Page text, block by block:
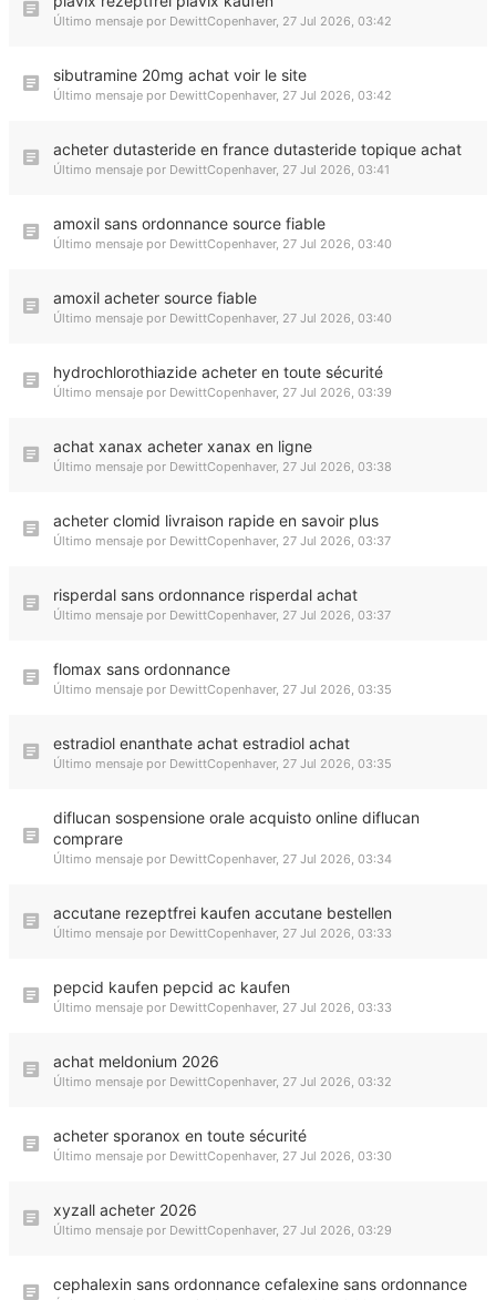
Último mensaje por DewittCopenhaver, 27 Jul 2026, 03:42
sibutramine 20mg achat voir le site
Último mensaje por DewittCopenhaver, 27 Jul 2026, 03:42
acheter dutasteride en france dutasteride topique achat
Último mensaje por DewittCopenhaver, 27 Jul 2026, 03:41
amoxil sans ordonnance source fiable
Último mensaje por DewittCopenhaver, 27 Jul 2026, 03:40
amoxil acheter source fiable
Último mensaje por DewittCopenhaver, 27 Jul 2026, 03:40
hydrochlorothiazide acheter en toute sécurité
Último mensaje por DewittCopenhaver, 27 Jul 2026, 03:39
achat xanax acheter xanax en ligne
Último mensaje por DewittCopenhaver, 27 Jul 2026, 03:38
acheter clomid livraison rapide en savoir plus
Último mensaje por DewittCopenhaver, 27 Jul 2026, 03:37
risperdal sans ordonnance risperdal achat
Último mensaje por DewittCopenhaver, 27 Jul 2026, 03:37
flomax sans ordonnance
Último mensaje por DewittCopenhaver, 27 Jul 2026, 03:35
estradiol enanthate achat estradiol achat
Último mensaje por DewittCopenhaver, 27 Jul 2026, 03:35
diflucan sospensione orale acquisto online diflucan
comprare
Último mensaje por DewittCopenhaver, 27 Jul 2026, 03:34
accutane rezeptfrei kaufen accutane bestellen
Último mensaje por DewittCopenhaver, 27 Jul 2026, 03:33
pepcid kaufen pepcid ac kaufen
Último mensaje por DewittCopenhaver, 27 Jul 2026, 03:33
achat meldonium 2026
Último mensaje por DewittCopenhaver, 27 Jul 2026, 03:32
acheter sporanox en toute sécurité
Último mensaje por DewittCopenhaver, 27 Jul 2026, 03:30
xyzall acheter 2026
Último mensaje por DewittCopenhaver, 27 Jul 2026, 03:29
cephalexin sans ordonnance cefalexine sans ordonnance